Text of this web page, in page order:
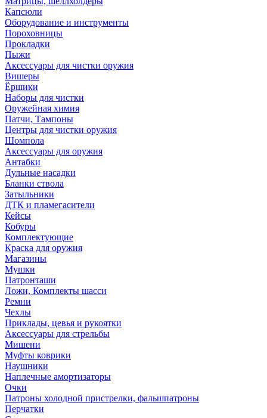
Капсюли
Оборудование и инструменты
Пороховницы
Прокладки
Пыжи
Аксессуары для чистки оружия
Вишеры
Ёршики
Наборы для чистки
Оружейная химия
Патчи, Тампоны
Центры для чистки оружия
Шомпола
Аксессуары для оружия
Антабки
Дульные насадки
Бланки ствола
Затыльники
ДТК и пламегасители
Кейсы
Кобуры
Комплектующие
Краска для оружия
Магазины
Мушки
Патронташи
Ложи, Комплекты шасси
Ремни
Чехлы
Приклады, цевья и рукоятки
Аксессуары для стрельбы
Мишени
Муфты коврики
Наушники
Наплечные амортизаторы
Очки
Патроны холодной пристрелки, фальшпатроны
Перчатки